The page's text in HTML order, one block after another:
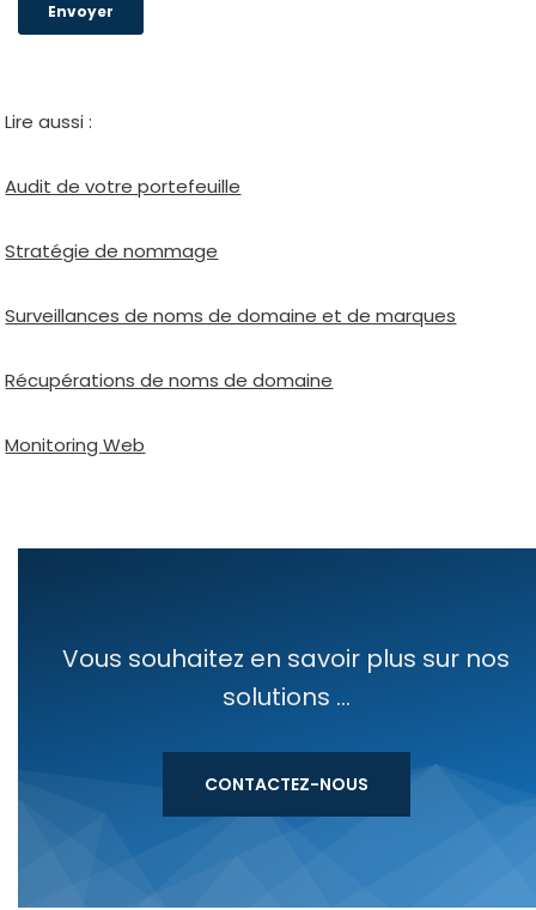
Lire aus­si :
Audit de votre por­te­feuille
Stratégie de nom­mage
Surveillances de noms de domaine et de marques
Récupérations de noms de domaine
Monitoring Web
Vous souhaitez en savoir plus sur nos
solutions ...
CONTACTEZ-NOUS